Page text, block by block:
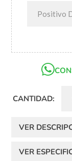
CANTIDAD:
VER
VER